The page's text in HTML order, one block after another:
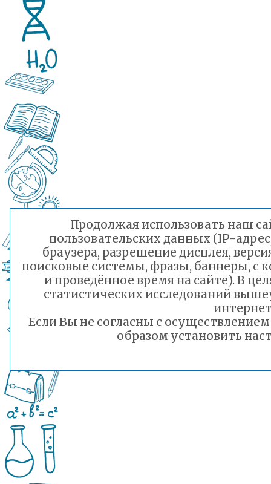
Продолжая использовать наш
пользовательских данных (IP-
браузера, разрешение дисплея,
поисковые системы, фразы, баннеры, с
и проведённое время на сайте). В
статистических исследований
Если Вы не согласны с
образом установить